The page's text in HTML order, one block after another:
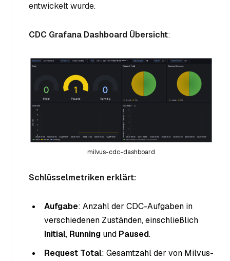
entwickelt wurde.
CDC Grafana Dashboard Übersicht:
milvus-cdc-dashboard
Schlüsselmetriken erklärt:
Aufgabe: Anzahl der CDC-Aufgaben in
verschiedenen Zuständen, einschließlich
Initial, Running und Paused.
Request Total: Gesamtzahl der von Milvus-